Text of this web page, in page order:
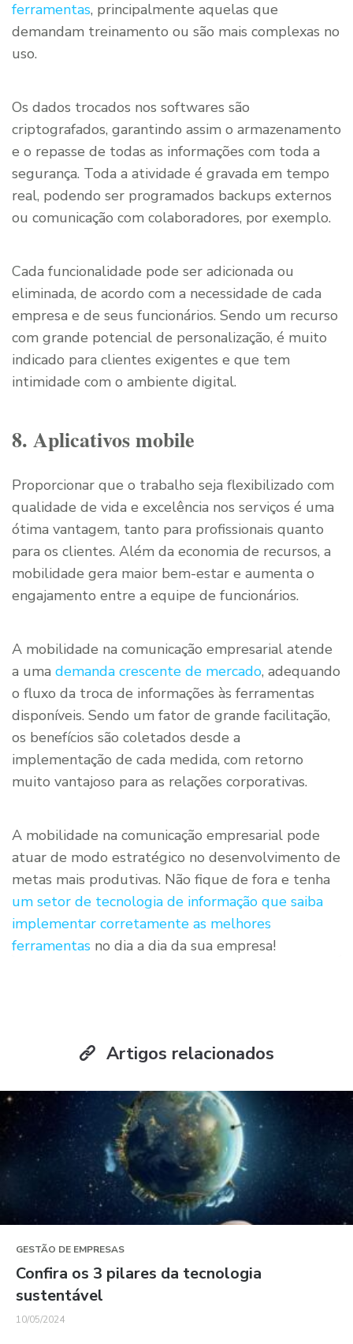
ferramentas, principalmente aquelas que
demandam treinamento ou são mais complexas no
uso.
Os dados trocados nos softwares são
criptografados, garantindo assim o armazenamento
e o repasse de todas as informações com toda a
segurança. Toda a atividade é gravada em tempo
real, podendo ser programados backups externos
ou comunicação com colaboradores, por exemplo.
Cada funcionalidade pode ser adicionada ou
eliminada, de acordo com a necessidade de cada
empresa e de seus funcionários. Sendo um recurso
com grande potencial de personalização, é muito
indicado para clientes exigentes e que tem
intimidade com o ambiente digital.
8. Aplicativos mobile
Proporcionar que o trabalho seja flexibilizado com
qualidade de vida e excelência nos serviços é uma
ótima vantagem, tanto para profissionais quanto
para os clientes. Além da economia de recursos, a
mobilidade gera maior bem-estar e aumenta o
engajamento entre a equipe de funcionários.
A mobilidade na comunicação empresarial atende
a uma demanda crescente de mercado, adequando
o fluxo da troca de informações às ferramentas
disponíveis. Sendo um fator de grande facilitação,
os benefícios são coletados desde a
implementação de cada medida, com retorno
muito vantajoso para as relações corporativas.
A mobilidade na comunicação empresarial pode
atuar de modo estratégico no desenvolvimento de
metas mais produtivas. Não fique de fora e tenha
um setor de tecnologia de informação que saiba
implementar corretamente as melhores
ferramentas no dia a dia da sua empresa!
Artigos relacionados
GESTÃO DE EMPRESAS
Confira os 3 pilares da tecnologia
sustentável
10/05/2024